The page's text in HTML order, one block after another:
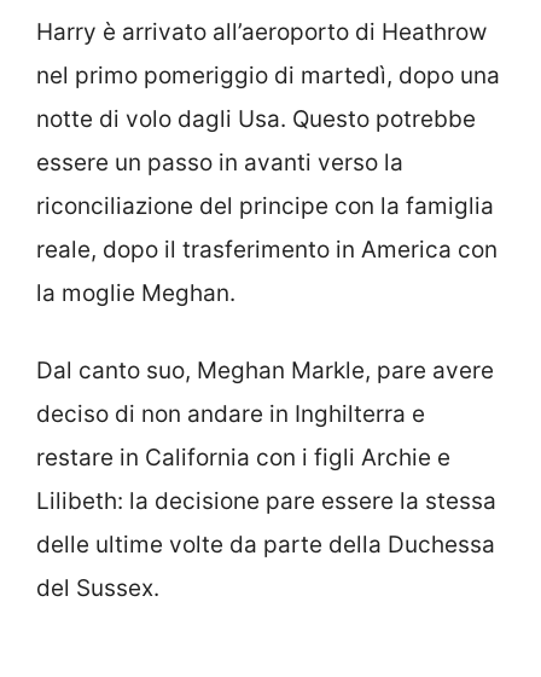
Harry è arrivato all’aeroporto di Heathrow
nel primo pomeriggio di martedì, dopo una
notte di volo dagli Usa. Questo potrebbe
essere un passo in avanti verso la
riconciliazione del principe con la famiglia
reale, dopo il trasferimento in America con
la moglie Meghan.
Dal canto suo, Meghan Markle, pare avere
deciso di non andare in Inghilterra e
restare in California con i figli Archie e
Lilibeth: la decisione pare essere la stessa
delle ultime volte da parte della Duchessa
del Sussex.